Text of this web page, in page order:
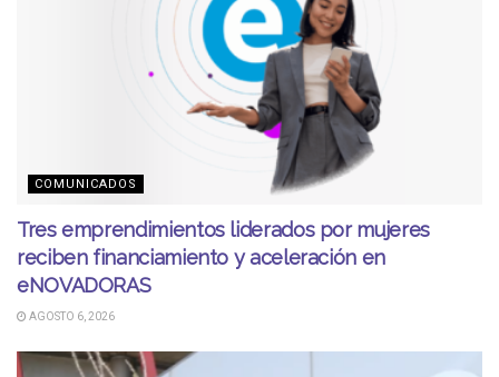
COMUNICADOS
Tres emprendimientos liderados por mujeres
reciben financiamiento y aceleración en
eNOVADORAS
AGOSTO 6, 2026